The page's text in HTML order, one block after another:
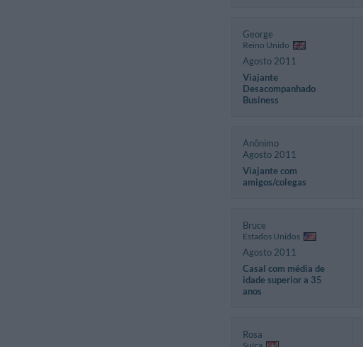
George
Reino Unido
Agosto 2011
Viajante
Desacompanhado
Business
Anônimo
Agosto 2011
Viajante com
amigos/colegas
Bruce
Estados Unidos
Agosto 2011
Casal com média de
idade superior a 35
anos
Rosa